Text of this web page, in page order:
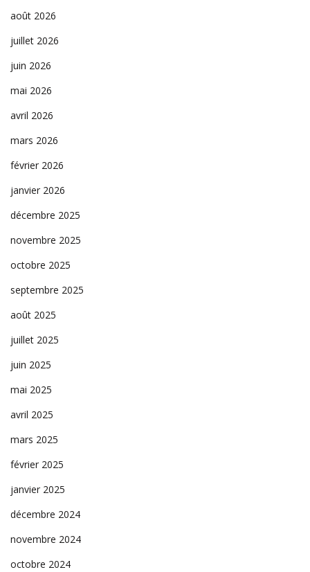
août 2026
juillet 2026
juin 2026
mai 2026
avril 2026
mars 2026
février 2026
janvier 2026
décembre 2025
novembre 2025
octobre 2025
septembre 2025
août 2025
juillet 2025
juin 2025
mai 2025
avril 2025
mars 2025
février 2025
janvier 2025
décembre 2024
novembre 2024
octobre 2024